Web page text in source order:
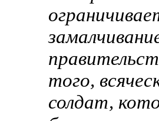
того,
солдат,